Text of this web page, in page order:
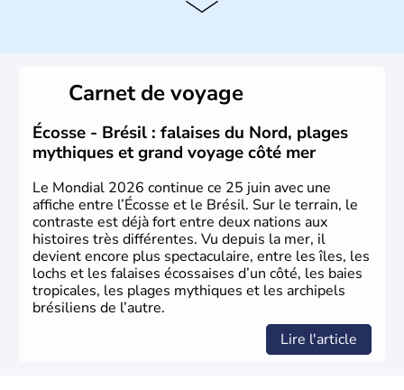
du Brésil ont été atteintes par le portugais Cabral en
1500. Durant le XVIe siècle, de très nombreux esclaves
venus d'Afrique ont permis une large exploitation des
ressources en sucre du pays.
Carnet de voyage
Écosse - Brésil : falaises du Nord, plages
mythiques et grand voyage côté mer
Le Mondial 2026 continue ce 25 juin avec une
affiche entre l’Écosse et le Brésil. Sur le terrain, le
contraste est déjà fort entre deux nations aux
histoires très différentes. Vu depuis la mer, il
devient encore plus spectaculaire, entre les îles, les
lochs et les falaises écossaises d’un côté, les baies
tropicales, les plages mythiques et les archipels
brésiliens de l’autre.
Lire l'article